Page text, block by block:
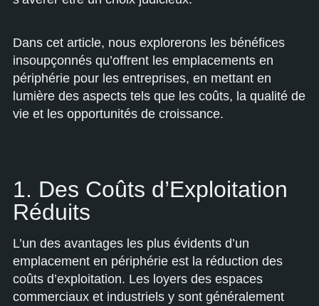
Dans cet article, nous explorerons les bénéfices
insoupçonnés qu’offrent les emplacements en
périphérie pour les entreprises, en mettant en
lumière des aspects tels que les coûts, la qualité de
vie et les opportunités de croissance.
1. Des Coûts d’Exploitation
Réduits
L’un des avantages les plus évidents d’un
emplacement en périphérie est la réduction des
coûts d’exploitation. Les loyers des espaces
commerciaux et industriels y sont généralement